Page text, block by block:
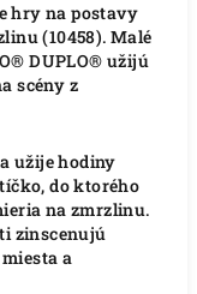
hry na postavy
(10458). Malé
DUPLO® užijú
scény z
užije hodiny
do ktorého
na zmrzlinu.
zinscenujú
a